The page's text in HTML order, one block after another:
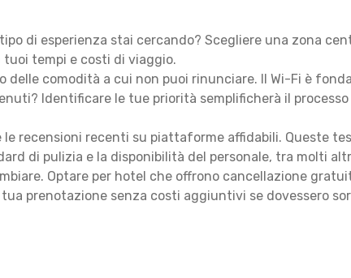
di esperienza stai cercando? Scegliere una zona
tempi e costi di viaggio.
delle comodità a cui non puoi rinunciare. Il Wi-Fi è
Identificare le tue priorità semplificherà il
le recensioni recenti su piattaforme affidabili. Queste
di pulizia e la disponibilità del personale, tra molti
Optare per hotel che offrono cancellazione
prenotazione senza costi aggiuntivi se dovessero